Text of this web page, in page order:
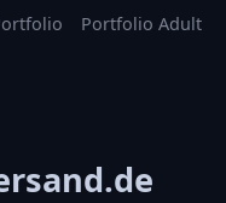
Portfolio Adult